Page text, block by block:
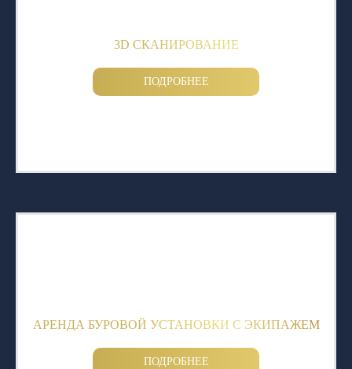
3D СКАНИРОВАНИЕ
ПОДРОБНЕЕ
АРЕНДА БУРОВОЙ УСТАНОВКИ С ЭКИПАЖЕМ
ПОДРОБНЕЕ